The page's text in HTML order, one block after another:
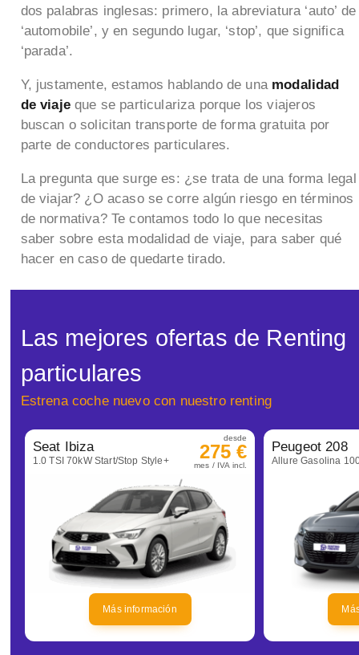
dos palabras inglesas: primero, la abreviatura ‘auto’ de
‘automobile’, y en segundo lugar, ‘stop’, que significa
‘parada’.
Y, justamente, estamos hablando de unamodalidad
de viajeque se particulariza porque los viajeros
buscan o solicitan transporte de forma gratuita por
parte de conductores particulares.
La pregunta que surge es: ¿se trata de una forma legal
de viajar? ¿O acaso se corre algún riesgo en términos
de normativa? Te contamos todo lo que necesitas
saber sobre esta modalidad de viaje, para saber qué
hacer en caso de quedarte tirado.
Las mejores ofertas de Renting
particulares
Estrena coche nuevo con nuestro renting
Seat Ibiza
1.0 TSI 70kW Start/Stop Style+
desde
275 €
mes / IVA incl.
Más información
Peugeot 208